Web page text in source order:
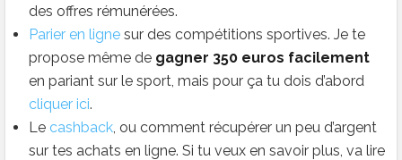
des offres rémunérées.
Parier en ligne sur des compétitions sportives. Je te
propose même de gagner 350 euros facilement
en pariant sur le sport, mais pour ça tu dois d’abord
cliquer ici.
Le cashback , ou comment récupérer un peu d’argent
sur tes achats en ligne. Si tu veux en savoir plus, va lire